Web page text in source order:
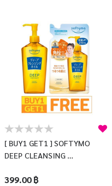
[ BUY1 GET1 ] SOFTYMO
DEEP CLEANSING ...
399.00 ฿